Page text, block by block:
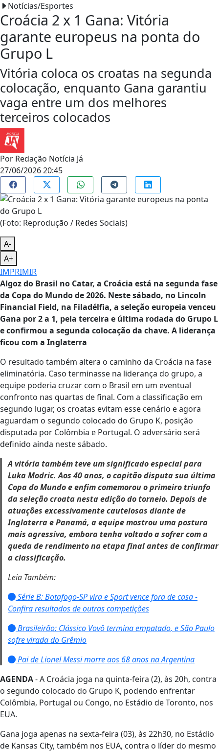
Notícias/Esportes
Croácia 2 x 1 Gana: Vitória
garante europeus na ponta do
Grupo L
Vitória coloca os croatas na segunda
colocação, enquanto Gana garantiu
vaga entre um dos melhores
terceiros colocados
Por Redação Notícia Já
27/06/2026 20:45
(Foto: Reprodução / Redes Sociais)
A-
A+
IMPRIMIR
Algoz do Brasil no Catar, a Croácia está na segunda fase
da Copa do Mundo de 2026. Neste sábado, no Lincoln
Financial Field, na Filadélfia, a seleção europeia venceu
Gana por 2 a 1, pela terceira e última rodada do Grupo L
e confirmou a segunda colocação da chave. A liderança
ficou com a Inglaterra
O resultado também altera o caminho da Croácia na fase
eliminatória. Caso terminasse na liderança do grupo, a
equipe poderia cruzar com o Brasil em um eventual
confronto nas quartas de final. Com a classificação em
segundo lugar, os croatas evitam esse cenário e agora
aguardam o segundo colocado do Grupo K, posição
disputada por Colômbia e Portugal. O adversário será
definido ainda neste sábado.
A vitória também teve um significado especial para
Luka Modric. Aos 40 anos, o capitão disputa sua última
Copa do Mundo e enfim comemorou o primeiro triunfo
da seleção croata nesta edição do torneio. Depois de
atuações excessivamente cautelosas diante de
Inglaterra e Panamá, a equipe mostrou uma postura
mais agressiva, embora tenha voltado a sofrer com a
queda de rendimento na etapa final antes de confirmar
a classificação.
Leia Também:
Série B: Botafogo-SP vira e Sport vence fora de casa -
Confira resultados de outras competições
Brasileirão: Clássico Vovô termina empatado, e São Paulo
sofre virada do Grêmio
Pai de Lionel Messi morre aos 68 anos na Argentina
AGENDA- A Croácia joga na quinta-feira (2), às 20h, contra
o segundo colocado do Grupo K, podendo enfrentar
Colômbia, Portugal ou Congo, no Estádio de Toronto, nos
EUA.
Gana joga apenas na sexta-feira (03), às 22h30, no Estádio
de Kansas City, também nos EUA, contra o líder do mesmo